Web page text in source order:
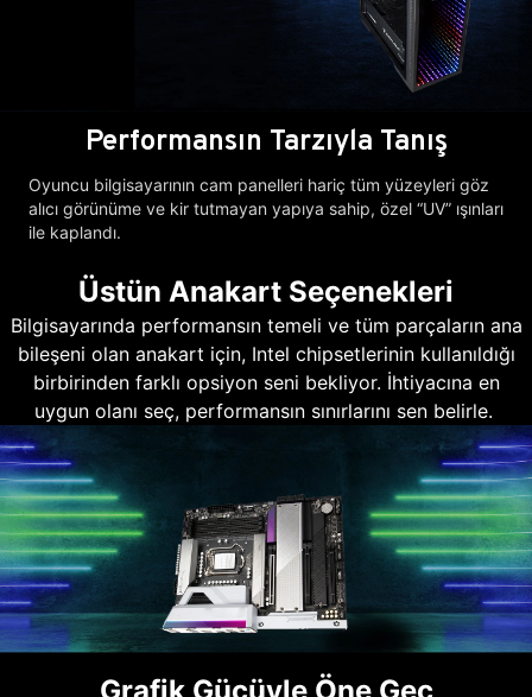
Performansın Tarzıyla Tanış
Oyuncu bilgisayarının cam panelleri hariç tüm yüzeyleri göz
alıcı görünüme ve kir tutmayan yapıya sahip, özel “UV” ışınları
ile kaplandı.
Üstün Anakart Seçenekleri
Bilgisayarında performansın temeli ve tüm parçaların ana
bileşeni olan anakart için, Intel chipsetlerinin kullanıldığı
birbirinden farklı opsiyon seni bekliyor. İhtiyacına en
uygun olanı seç, performansın sınırlarını sen belirle.